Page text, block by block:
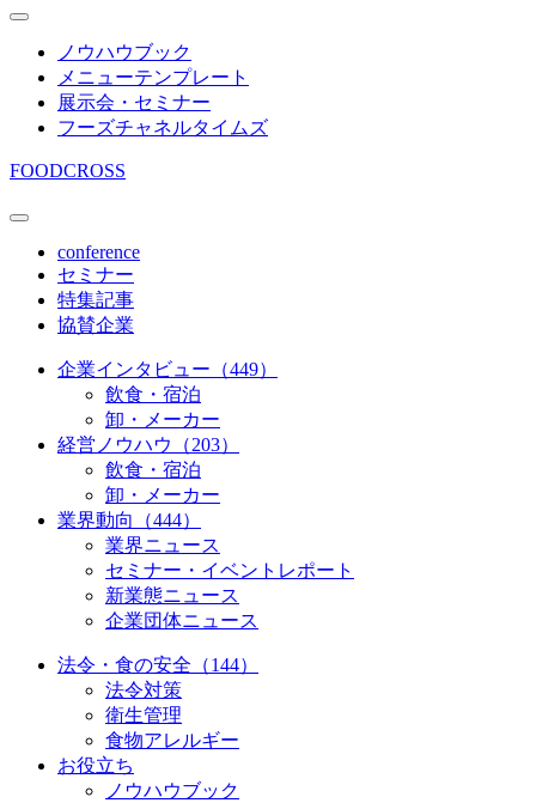
ノウハウブック
メニューテンプレート
展示会・セミナー
フーズチャネルタイムズ
FOODCROSS
conference
セミナー
特集記事
協賛企業
企業インタビュー（449）
飲食・宿泊
卸・メーカー
経営ノウハウ（203）
飲食・宿泊
卸・メーカー
業界動向（444）
業界ニュース
セミナー・イベントレポート
新業態ニュース
企業団体ニュース
法令・食の安全（144）
法令対策
衛生管理
食物アレルギー
お役立ち
ノウハウブック